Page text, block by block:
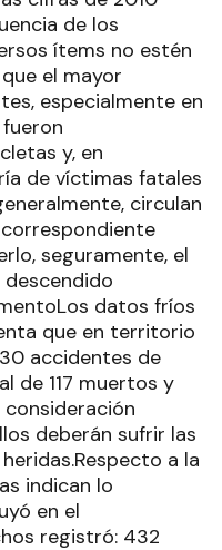
de los
ítems no estén
el mayor
especialmente en
y, en
de víctimas fatales
circulan
seguramente, el
datos fríos
que en territorio
accidentes de
de 117 muertos y
deberán sufrir las
a la
indican lo
en el
registró: 432